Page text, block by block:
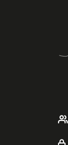
LA BASTIDE-DE-